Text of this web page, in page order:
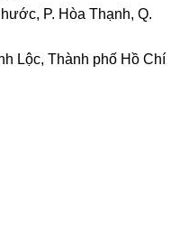
P. Hòa Thạnh, Q.
Lộc, Thành phố Hồ Chí